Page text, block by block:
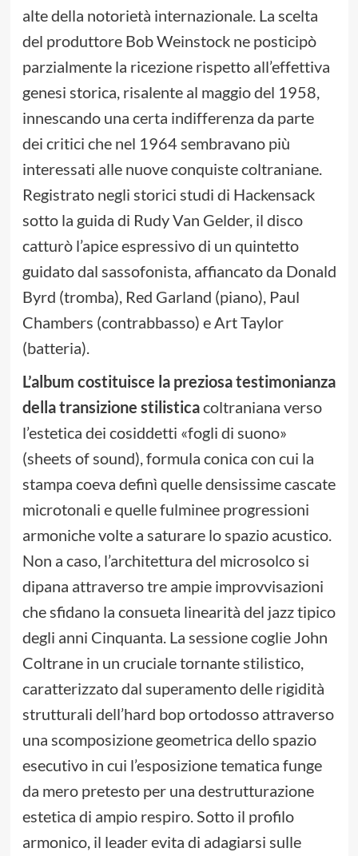
alte della notorietà internazionale. La scelta
del produttore Bob Weinstock ne posticipò
parzialmente la ricezione rispetto all’effettiva
genesi storica, risalente al maggio del 1958,
innescando una certa indifferenza da parte
dei critici che nel 1964 sembravano più
interessati alle nuove conquiste coltraniane.
Registrato negli storici studi di Hackensack
sotto la guida di Rudy Van Gelder, il disco
catturò l’apice espressivo di un quintetto
guidato dal sassofonista, affiancato da Donald
Byrd (tromba), Red Garland (piano), Paul
Chambers (contrabbasso) e Art Taylor
(batteria).
L’album costituisce la preziosa testimonianza
della transizione stilisticacoltraniana verso
l’estetica dei cosiddetti «fogli di suono»
(sheets of sound), formula conica con cui la
stampa coeva definì quelle densissime cascate
microtonali e quelle fulminee progressioni
armoniche volte a saturare lo spazio acustico.
Non a caso, l’architettura del microsolco si
dipana attraverso tre ampie improvvisazioni
che sfidano la consueta linearità del jazz tipico
degli anni Cinquanta. La sessione coglie John
Coltrane in un cruciale tornante stilistico,
caratterizzato dal superamento delle rigidità
strutturali dell’hard bop ortodosso attraverso
una scomposizione geometrica dello spazio
esecutivo in cui l’esposizione tematica funge
da mero pretesto per una destrutturazione
estetica di ampio respiro. Sotto il profilo
armonico, il leader evita di adagiarsi sulle